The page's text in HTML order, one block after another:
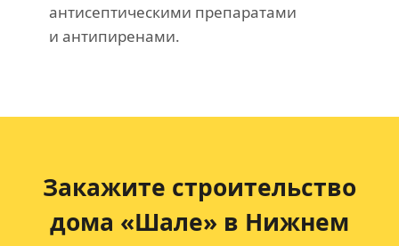
антисептическими препаратами
и антипиренами.
Закажите строительство
дома «Шале» в Нижнем